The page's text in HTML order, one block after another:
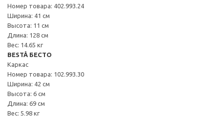
Номер товара: 402.993.24
Ширина: 41 см
Высота: 11 см
Длина: 128 см
Вес: 14.65 кг
BESTÅ БЕСТО
Каркас
Номер товара: 102.993.30
Ширина: 42 см
Высота: 6 см
Длина: 69 см
Вес: 5.98 кг